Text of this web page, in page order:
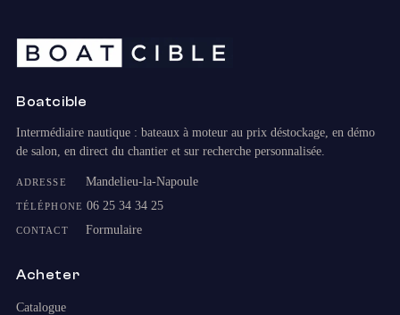
Boatcible
Intermédiaire nautique : bateaux à moteur au prix déstockage, en démo
de salon, en direct du chantier et sur recherche personnalisée.
ADRESSE Mandelieu-la-Napoule
TÉLÉPHONE 06 25 34 34 25
CONTACT Formulaire
Acheter
Catalogue